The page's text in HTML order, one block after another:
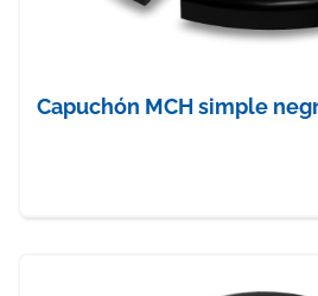
Capuchón MCH simple